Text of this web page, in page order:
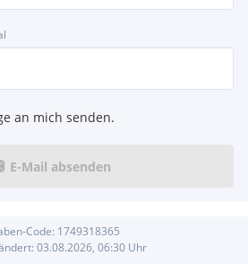
an mich senden.
E-Mail absenden
Code: 1749318365
03.08.2026, 06:30Uhr